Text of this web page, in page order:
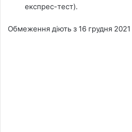
експрес-тест).
Обмеження діють з 16 грудня